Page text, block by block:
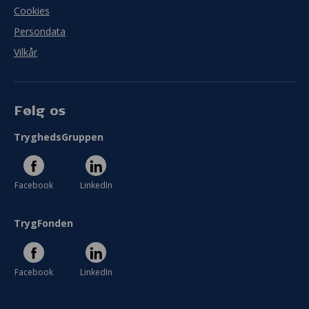
Cookies
Persondata
Vilkår
Følg os
TryghedsGruppen
Facebook LinkedIn
TrygFonden
Facebook LinkedIn